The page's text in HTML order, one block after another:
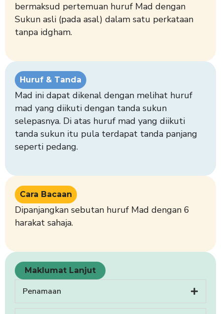
bermaksud pertemuan huruf Mad dengan
Sukun asli (pada asal) dalam satu perkataan
tanpa idgham.
Huruf & Tanda
Mad ini dapat dikenal dengan melihat huruf
mad yang diikuti dengan tanda sukun
selepasnya. Di atas huruf mad yang diikuti
tanda sukun itu pula terdapat tanda panjang
seperti pedang.
Cara Bacaan
Dipanjangkan sebutan huruf Mad dengan 6
harakat sahaja.
Maklumat Lanjut
Penamaan